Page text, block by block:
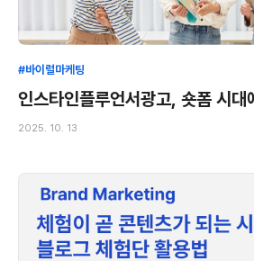
#바이럴마케팅
인스타인플루언서광고, 숏폼 시대
2025. 10. 13